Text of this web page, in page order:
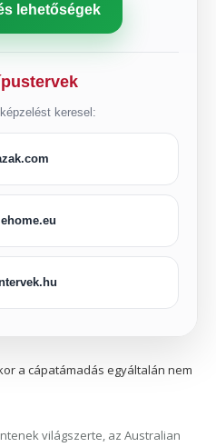
lehetőségek
keresel:
a cápatámadás egyáltalán nem
világszerte, az Australian